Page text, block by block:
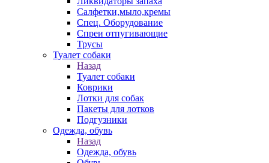
Салфетки,мыло,кремы
Спец. Оборудование
Спреи отпугивающие
Трусы
Туалет собаки
Назад
Туалет собаки
Коврики
Лотки для собак
Пакеты для лотков
Подгузники
Одежда, обувь
Назад
Одежда, обувь